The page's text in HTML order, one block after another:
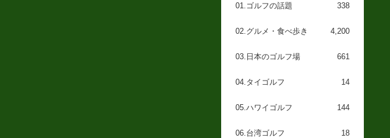
01.ゴルフの話題 338
02.グルメ・食べ歩き 4,200
03.日本のゴルフ場 661
04.タイゴルフ 14
05.ハワイゴルフ 144
06.台湾ゴルフ 18